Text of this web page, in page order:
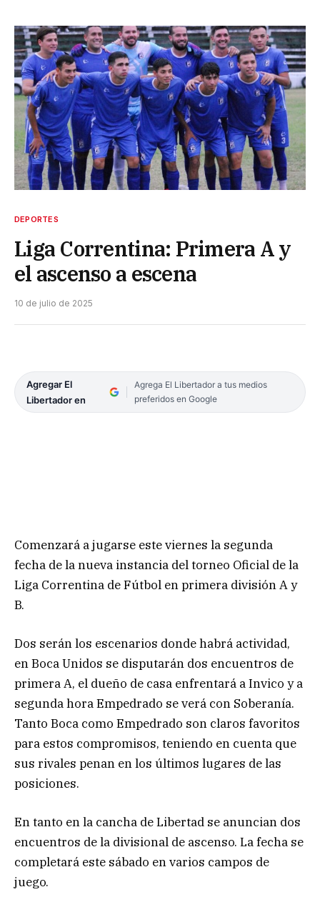
DEPORTES
Liga Correntina: Primera A y
el ascenso a escena
10 de julio de 2025
Agregar El
Libertador en
Agrega El Libertador a tus medios
preferidos en Google
Comenzará a jugarse este viernes la segunda
fecha de la nueva instancia del torneo Oficial de la
Liga Correntina de Fútbol en primera división A y
B.
Dos serán los escenarios donde habrá actividad,
en Boca Unidos se disputarán dos encuentros de
primera A, el dueño de casa enfrentará a Invico y a
segunda hora Empedrado se verá con Soberanía.
Tanto Boca como Empedrado son claros favoritos
para estos compromisos, teniendo en cuenta que
sus rivales penan en los últimos lugares de las
posiciones.
En tanto en la cancha de Libertad se anuncian dos
encuentros de la divisional de ascenso. La fecha se
completará este sábado en varios campos de
juego.